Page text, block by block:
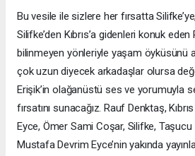
Bu vesile ile sizlere her fırsatta
Silifke’den Kıbrıs’a gidenleri konuk eden
bilinmeyen yönleriyle yaşam öyküsünü
çok uzun diyecek arkadaşlar olursa
Erişik’in olağanüstü ses ve yorumuyla
fırsatını sunacağız. Rauf Denktaş,
Eyce, Ömer Sami Coşar, Silifke, Taşucu
Mustafa Devrim Eyce’nin yakında